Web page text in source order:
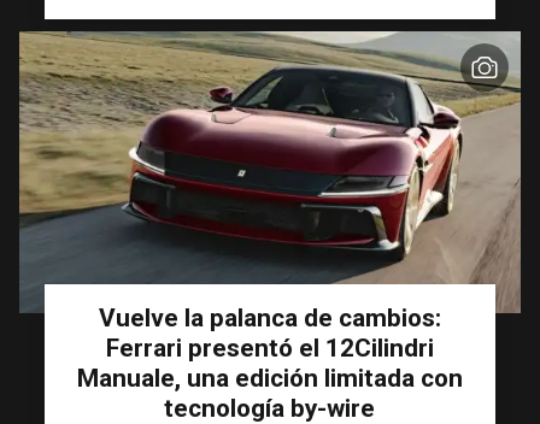
Vuelve la palanca de cambios:
Ferrari presentó el 12Cilindri
Manuale, una edición limitada con
tecnología by-wire